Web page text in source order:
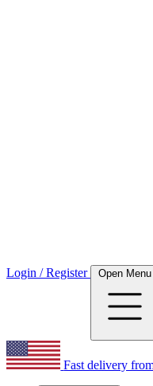
Login / Register Open Menu
Fast delivery